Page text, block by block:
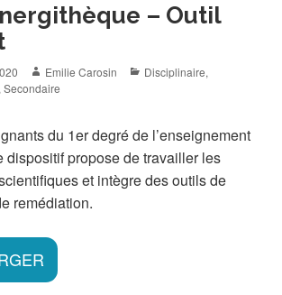
– Outil
Author
Emilie Carosin Categories
Disciplinaire,
,Secondaire
du 1er degré de l’enseignement
dispositif propose de travailler les
et intègre des outils de
remédiation.